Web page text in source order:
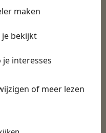
maken
je bekijkt
interesses
of meer lezen
een hele
eigenlijk
Met heel